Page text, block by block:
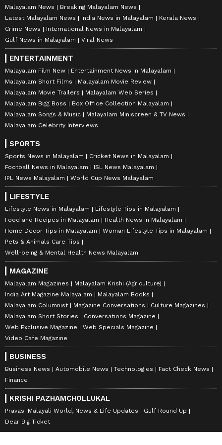
Malayalam News
Breaking Malayalam News
Latest Malayalam News
India News in Malayalam
Kerala News
Crime News
International News in Malayalam
Gulf News in Malayalam
Viral News
ENTERTAINMENT
Malayalam Film New
Entertainment News in Malayalam
Malayalam Short Films
Malayalam Movie Review
Malayalam Movie Trailers
Malayalam Web Series
Malayalam Bigg Boss
Box Office Collection Malayalam
Malayalam Songs & Music
Malayalam Miniscreen & TV News
Malayalam Celebrity Interviews
SPORTS
Sports News in Malayalam
Cricket News in Malayalam
Football News in Malayalam
ISL News Malayalam
IPL News Malayalam
World Cup News Malayalam
LIFESTYLE
Lifestyle News in Malayalam
Lifestyle Tips in Malayalam
Food and Recipes in Malayalam
Health News in Malayalam
Home Decor Tips in Malayalam
Woman Lifestyle Tips in Malayalam
Pets & Animals Care Tips
Well-being & Mental Health News Malayalam
MAGAZINE
Malayalam Magazines
Malayalam Krishi (Agriculture)
India Art Magazine Malayalam
Malayalam Books
Malayalam Columnist
Magazine Conversations
Culture Magazines
Malayalam Short Stories
Conversations Magazine
Web Exclusive Magazine
Web Specials Magazine
Video Cafe Magazine
BUSINESS
Business News Automobile News Technologies
Fact Check News
Finance
KRISHI PAZHAMCHOLLUKAL
Pravasi Malayali World, News & Life Updates
Gulf Round Up
Dear Big Ticket